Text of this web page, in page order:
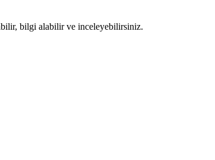
bilgi alabilir ve inceleyebilirsiniz.